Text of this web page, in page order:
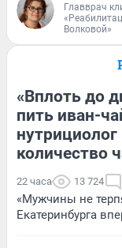
Главврач
Волковой»
«Вплоть до
пить иван-
количество
22 часа 13 724
«Мужчины не
Екатеринбурга